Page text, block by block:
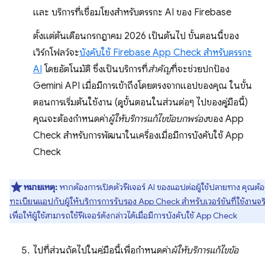
และ บริการที่เชื่อมโยงสำหรับตรรกะ AI ของ Firebase
ตั้งแต่ต้นเดือนกรกฎาคม 2026 เป็นต้นไป ขั้นตอนนี้ของ
เวิร์กโฟลว์จะบังคับใช้ Firebase App Check สำหรับตรรกะ
AI โดยอัตโนมัติ ซึ่งเป็นบริการที่สําคัญที่จะช่วยปกป้อง
Gemini API เมื่อมีการเข้าถึงโดยตรงจากแอปของคุณ ในขั้น
ตอนการเริ่มต้นใช้งาน (ดูขั้นตอนในส่วนต่อๆ ไปของคู่มือนี้)
คุณจะต้องกําหนดค่าผู้ให้บริการแก้ไขข้อบกพร่องของ App
Check สําหรับการพัฒนาในเครื่องเมื่อมีการบังคับใช้ App
Check
หมายเหตุ: หากต้องการเปิดตัวฟีเจอร์ AI ของแอปต่อผู้ใช้ปลายทาง คุณต้
ทะเบียนแอปกับผู้ให้บริการการรับรอง App Check สำหรับเวอร์ชันที่ใช้งานจ
เพื่อให้ผู้ใช้สามารถใช้ฟีเจอร์ดังกล่าวได้เมื่อมีการบังคับใช้ App Check
ไปที่ส่วนถัดไปในคู่มือนี้เพื่อกำหนดค่าผู้ให้บริการแก้ไขข้อ